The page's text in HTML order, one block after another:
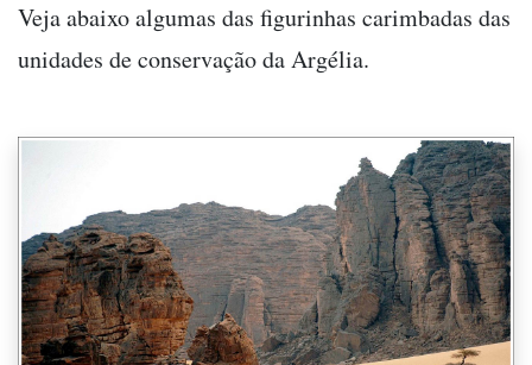
Veja abaixo algumas das figurinhas carimbadas das
unidades de conservação da Argélia.